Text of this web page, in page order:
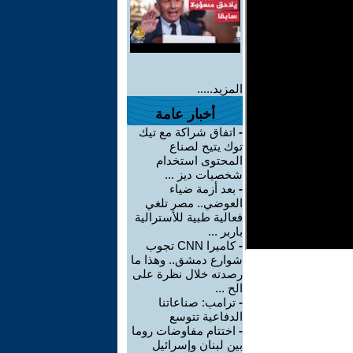
المزيد.....
أخبار عامة
- اتفاق شراكة مع تيك
توك يتيح لصناع
المحتوى استخدام
شخصيات ديز ...
- بعد أزمة ضياء
العوضي.. مصر تلغي
فعالية طبية للأسترالية
باربر ...
-
كاميرا CNN تجوب
شوارع دمشق.. وهذا ما
رصدته خلال نظرة على
الح ...
- ترامب: صناعاتنا
الدفاعية تتوسع
- اختتام مفاوضات روما
بين لبنان وإسرائيل